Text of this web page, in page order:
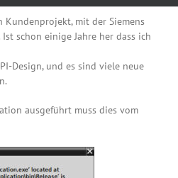
Kundenprojekt, mit der Siemens
schon einige Jahre her dass ich
Design, und es sind viele neue
ausgeführt muss dies vom